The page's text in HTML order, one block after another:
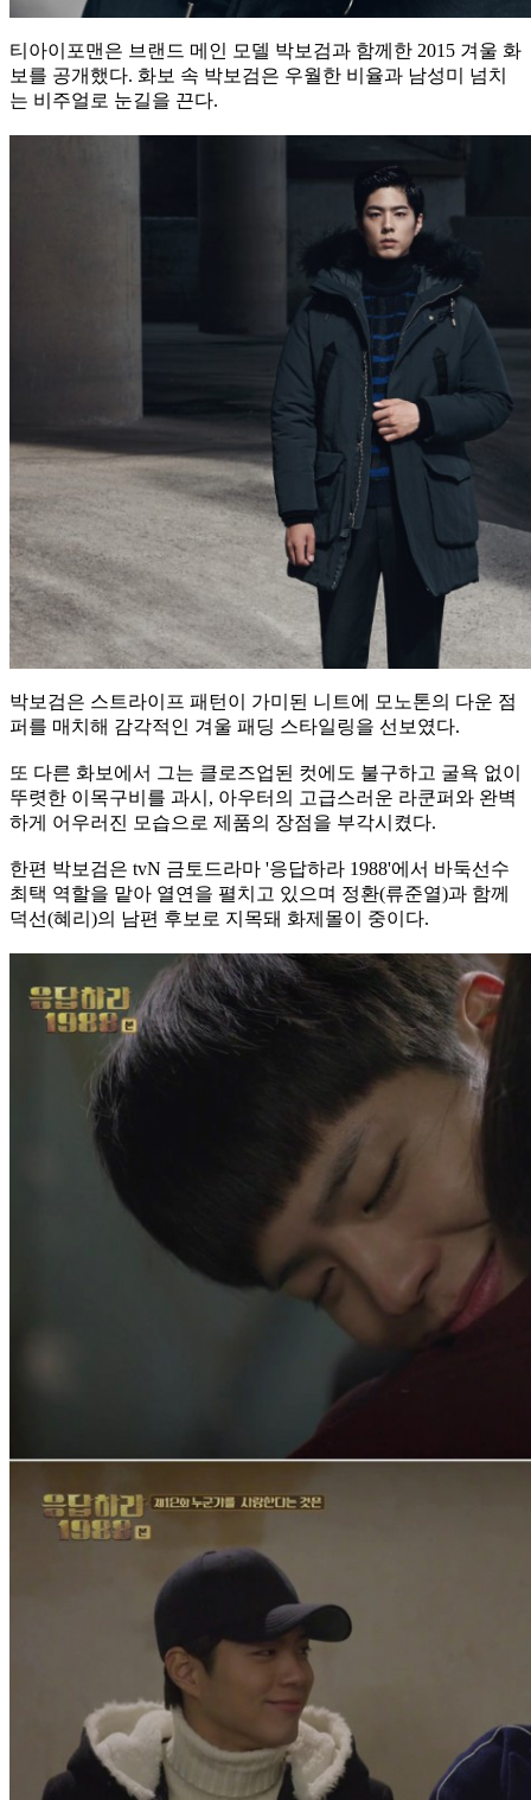
티아이포맨은 브랜드 메인 모델 박보검과 함께한 2015 겨울 화
보를 공개했다. 화보 속 박보검은 우월한 비율과 남성미 넘치
는 비주얼로 눈길을 끈다.
박보검은 스트라이프 패턴이 가미된 니트에 모노톤의 다운 점
퍼를 매치해 감각적인 겨울 패딩 스타일링을 선보였다.
또 다른 화보에서 그는 클로즈업된 컷에도 불구하고 굴욕 없이
뚜렷한 이목구비를 과시, 아우터의 고급스러운 라쿤퍼와 완벽
하게 어우러진 모습으로 제품의 장점을 부각시켰다.
한편 박보검은 tvN 금토드라마 '응답하라 1988'에서 바둑선수
최택 역할을 맡아 열연을 펼치고 있으며 정환(류준열)과 함께
덕선(혜리)의 남편 후보로 지목돼 화제몰이 중이다.